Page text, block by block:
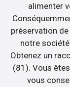
alimenter
préservation de
notre
Obtenez un
(81). Vous
vous